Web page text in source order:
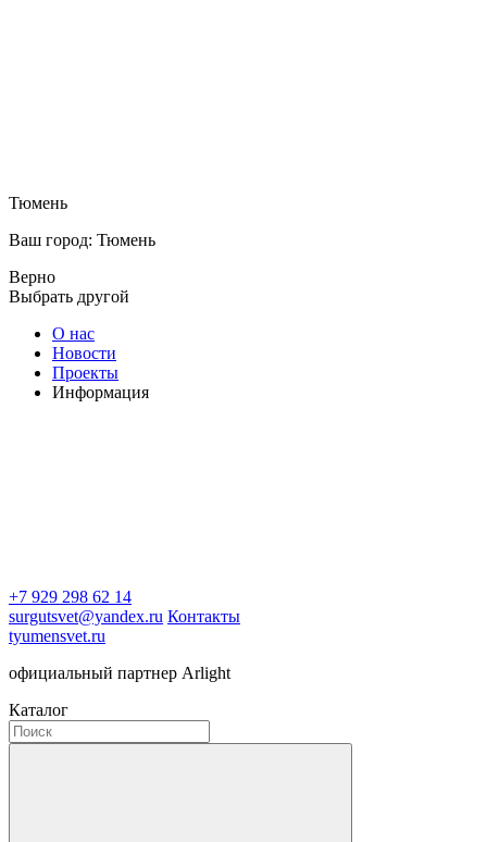
Тюмень
Ваш город: Тюмень
Верно
Выбрать другой
О нас
Новости
Проекты
Информация
+7 929 298 62 14
surgutsvet@yandex.ru Контакты
tyumensvet.ru
официальный партнер Arlight
Каталог